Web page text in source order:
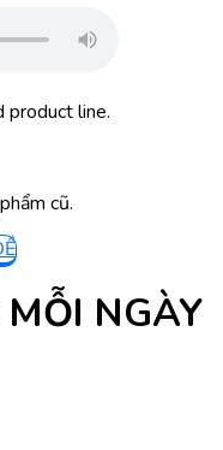
product line.
cũ.
NGÀY